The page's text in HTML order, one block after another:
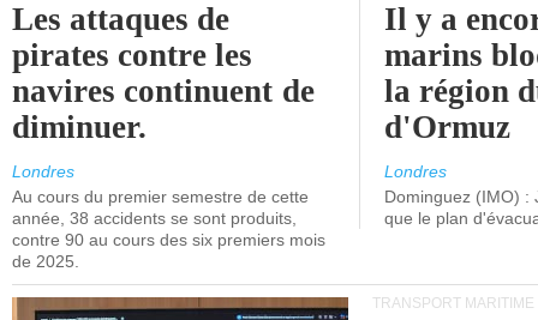
Les attaques de
pirates contre les
navires continuent de
diminuer.
Londres
Au cours du premier semestre de cette
année, 38 accidents se sont produits,
contre 90 au cours des six premiers mois
de 2025.
Il y a
marins
la région
d'Ormuz
Londres
Dominguez (IMO) :
que le plan
TRANSPORT MARITIME